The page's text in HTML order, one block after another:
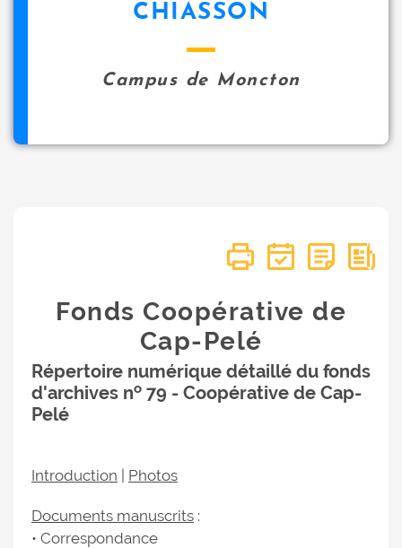
CHIASSON
Campus de Moncton
Fonds Coopérative de
Cap-Pelé
Répertoire numérique détaillé du fonds
d'archives no 79 - Coopérative de Cap-
Pelé
Introduction Photos
Documents manuscrits :
• Correspondance